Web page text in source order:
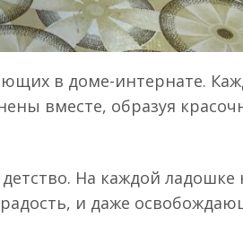
в доме-интернате.
вместе, образуя
На каждой ладошке
и даже